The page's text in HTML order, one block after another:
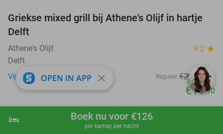
shopping_cart Boek nu
hotel Boek nu voor €126
per kamer, per nacht
26%
Griekse mixed grill bij Athene's Olijf in hartje
Delft
Athene's Olijf 9.2 star
Delft
Verkocht: 179
Regulier €26 ,80
€19,90
favorite_border
All-You-Can-Eat sushi en grill bij Mr Xi Asian
OPEN IN APP close